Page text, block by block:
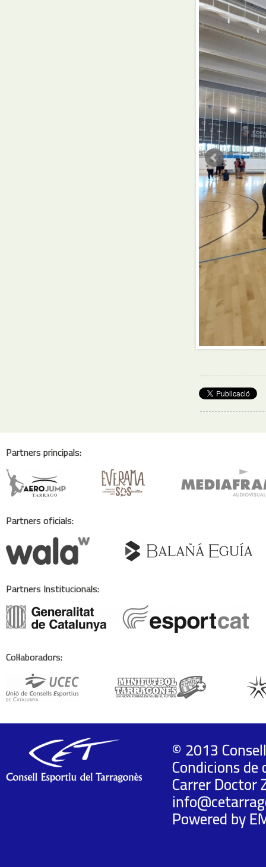
Partners principals:
Partners oficials:
Partners Institucionals:
Col·laboradors:
© 2013
Condicions
Carrer Doctor
Powered by